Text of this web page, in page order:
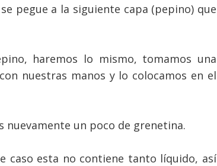
pegue a la siguiente capa (pepino) que
haremos lo mismo, tomamos una
nuestras manos y lo colocamos en el
nuevamente un poco de grenetina.
caso esta no contiene tanto líquido, así